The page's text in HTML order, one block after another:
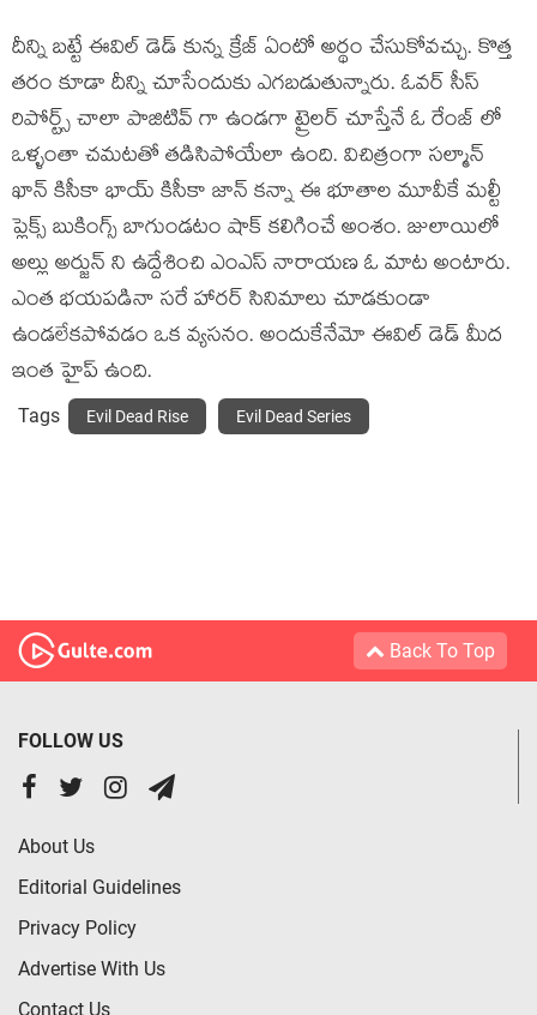
దీన్ని బట్టే ఈవిల్ డెడ్ కున్న క్రేజ్ ఏంటో అర్థం చేసుకోవచ్చు. కొత్త
తరం కూడా దీన్ని చూసేందుకు ఎగబడుతున్నారు. ఓవర్ సీస్
రిపోర్ట్స్ చాలా పాజిటివ్ గా ఉండగా ట్రైలర్ చూస్తేనే ఓ రేంజ్ లో
ఒళ్ళంతా చమటతో తడిసిపోయేలా ఉంది. విచిత్రంగా సల్మాన్
ఖాన్ కిసీకా భాయ్ కిసీకా జాన్ కన్నా ఈ భూతాల మూవీకే మల్టీ
ప్లెక్స్ బుకింగ్స్ బాగుండటం షాక్ కలిగించే అంశం. జులాయిలో
అల్లు అర్జున్ ని ఉద్దేశించి ఎంఎస్ నారాయణ ఓ మాట అంటారు.
ఎంత భయపడినా సరే హారర్ సినిమాలు చూడకుండా
ఉండలేకపోవడం ఒక వ్యసనం. అందుకేనేమో ఈవిల్ డెడ్ మీద
ఇంత హైప్ ఉంది.
Tags Evil Dead Rise Evil Dead Series
Back To Top
FOLLOW US
About Us
Editorial Guidelines
Privacy Policy
Advertise With Us
Contact Us